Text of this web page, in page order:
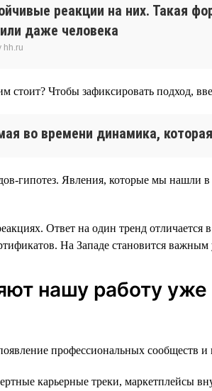
реакции на них. Такая
даже человека
hh.ru
Чтобы зафиксировать подход,
во времени динамика,
гипотез. Явления, которые мы нашли
Ответ на один тренд
На Западе становится
нашу работу уже
профессиональных сообществ
карьерные треки, маркетплейсы